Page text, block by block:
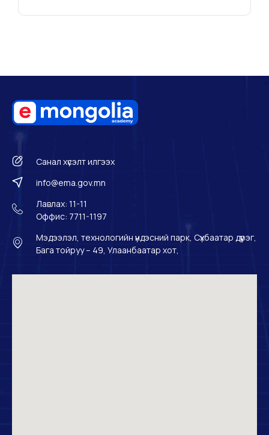
Санал хүсэлт илгээх
info@ema.gov.mn
Лавлах: 11-11
Оффис: 7711-1197
Мэдээлэл, технологийн үндэсний парк, Сүхбаатар дүүрэг,
Бага тойруу – 49, Улаанбаатар хот,